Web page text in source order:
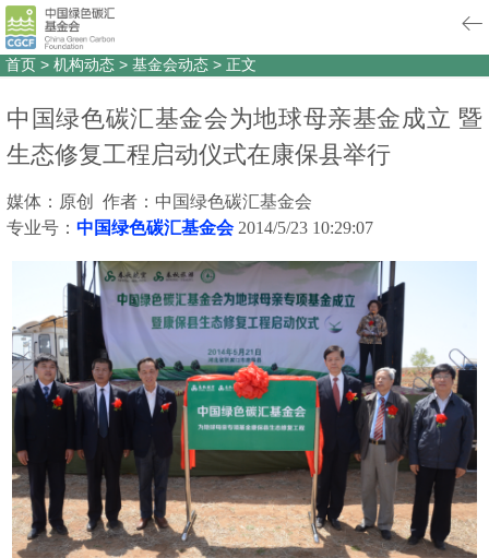
首页 > 机构动态 > 基金会动态 > 正文
中国绿色碳汇基金会为地球母亲基金成立 暨
生态修复工程启动仪式在康保县举行
媒体：原创 作者：中国绿色碳汇基金会
专业号： 中国绿色碳汇基金会 2014/5/23 10:29:07